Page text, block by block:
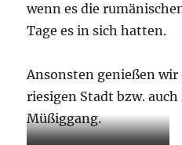
wenn es die
Tage es in sich hatten.
Ansonsten genießen wir
riesigen Stadt bzw.
Müßiggang.